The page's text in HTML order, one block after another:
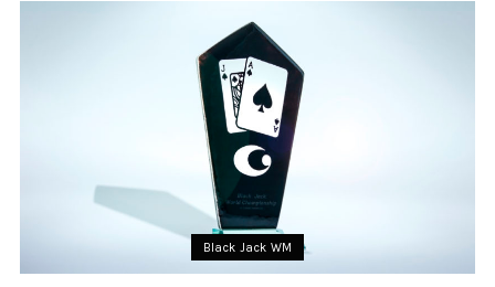
Black Jack WM